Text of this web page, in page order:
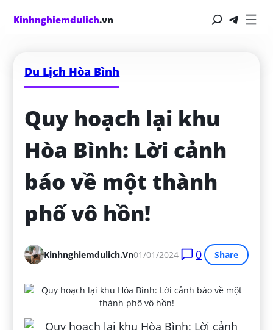
Kinhnghiemdulich.vn
Du Lịch Hòa Bình
Quy hoạch lại khu
Hòa Bình: Lời cảnh
báo về một thành
phố vô hồn!
Kinhnghiemdulich.vn01/01/2024 0 Share